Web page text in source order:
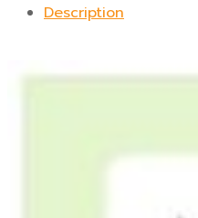
Description